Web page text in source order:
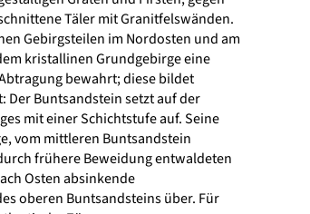
Täler mit Granitfelswänden.
Gebirgsteilen im Nordosten und am
kristallinen Grundgebirge eine
bewahrt; diese bildet
Der Buntsandstein setzt auf der
mit einer Schichtstufe auf. Seine
vom mittleren Buntsandstein
frühere Beweidung entwaldeten
Osten absinkende
oberen Buntsandsteins über. Für